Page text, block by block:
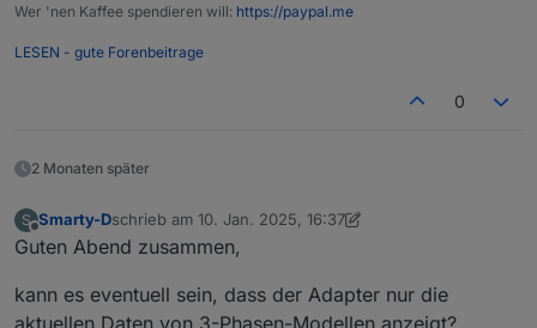
Wer 'nen Kaffee spendieren will: https://paypal.me
LESEN - gute Forenbeitrage
0
2 Monaten später
S
Offline
Smarty-Dschrieb am 10. Jan. 2025, 16:37
zuletzt editiert von Smarty-D1. Okt. 2025, 17:42
Guten Abend zusammen,
kann es eventuell sein, dass der Adapter nur die
aktuellen Daten von 3-Phasen-Modellen anzeigt?